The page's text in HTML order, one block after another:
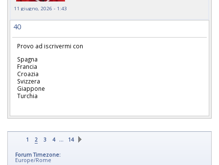
11 giugno, 2026 - 1:43
40
Provo ad iscrivermi con
Spagna
Francia
Croazia
Svizzera
Giappone
Turchia
1 2 3 4 … 14
Forum Timezone:
Europe/Rome